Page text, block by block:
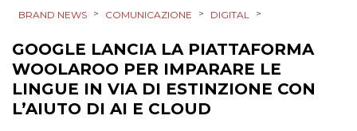
TREND
CASE HISTORY
OPINIONI
BRAND NEWS > COMUNICAZIONE > DIGITAL >
GOOGLE LANCIA LA PIATTAFORMA
WOOLAROO PER IMPARARE LE
LINGUE IN VIA DI ESTINZIONE CON
L’AIUTO DI AI E CLOUD